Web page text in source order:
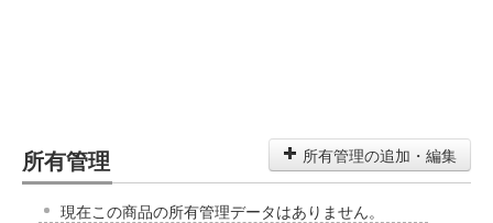
所有管理 所有管理の追加・編集
現在この商品の所有管理データはありません。